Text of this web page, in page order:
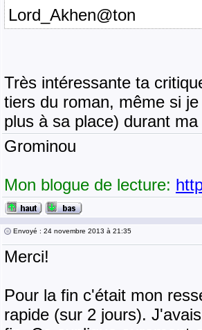
Lord_Akhen@ton
Très intéressante ta
tiers du roman, même si
plus à sa place) durant
Grominou
Mon blogue de lecture:
Envoyé : 24 novembre 2013 à 21:35
Merci!
Pour la fin c'était mon
rapide (sur 2 jours).